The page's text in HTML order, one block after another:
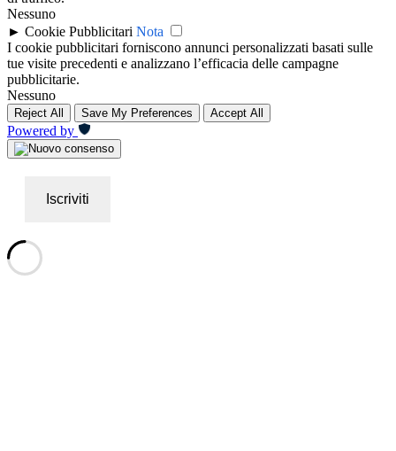
Nessuno
► Cookie Pubblicitari Nota
I cookie pubblicitari forniscono annunci personalizzati basati sulle
tue visite precedenti e analizzano l’efficacia delle campagne
pubblicitarie.
Nessuno
Reject All Save My Preferences Accept All
Powered by
Iscriviti